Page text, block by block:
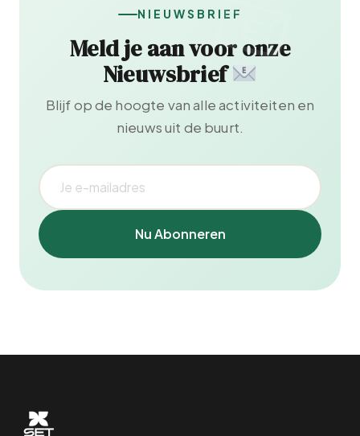
NIEUWSBRIEF
Meld je aan voor onze
Nieuwsbrief
Blijf op de hoogte van alle activiteiten en
nieuws uit de buurt.
Nu Abonneren